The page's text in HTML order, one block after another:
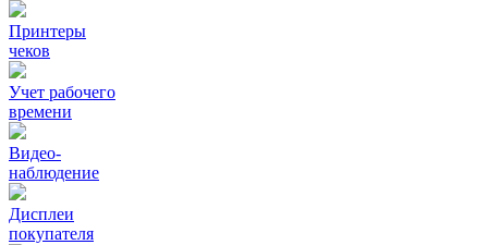
Принтеры
чеков
Учет рабочего
времени
Видео‑
наблюдение
Дисплеи
покупателя